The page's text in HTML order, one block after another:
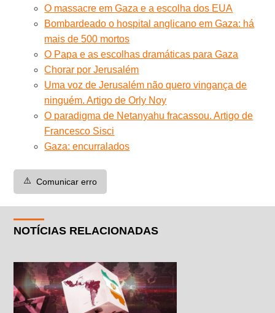
O massacre em Gaza e a escolha dos EUA
Bombardeado o hospital anglicano em Gaza: há
mais de 500 mortos
O Papa e as escolhas dramáticas para Gaza
Chorar por Jerusalém
Uma voz de Jerusalém não quero vingança de
ninguém. Artigo de Orly Noy
O paradigma de Netanyahu fracassou. Artigo de
Francesco Sisci
Gaza: encurralados
⚠️ Comunicar erro
NOTÍCIAS RELACIONADAS